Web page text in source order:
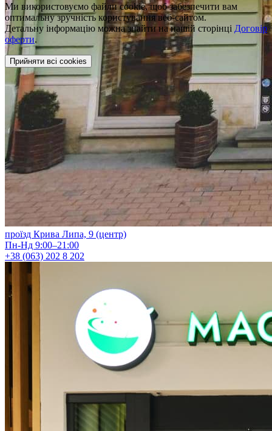
проїзд Крива Липа, 9 (центр)
Пн-Нд 9:00–21:00
+38 (063) 202 8 202
Ми використовуємо файли cookie, щоб забезпечити вам
оптимальну зручність користування веб-сайтом.
Детальну інформацію можна знайти на нашій сторінці Договір
оферти.
Прийняти всі cookies